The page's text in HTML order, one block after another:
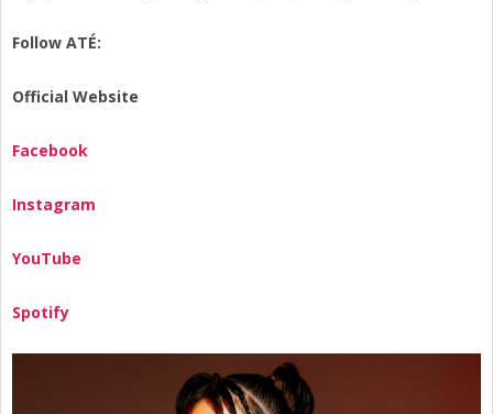
Follow ATÉ:
Official Website
Facebook
Instagram
YouTube
Spotify